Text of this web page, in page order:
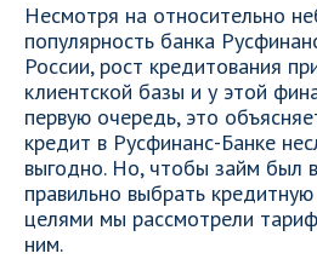
Несмотря на относительно
популярность банка
России, рост кредитования
клиентской базы и у этой
первую очередь, это
кредит в Русфинанс-Банке
выгодно. Но, чтобы займ был
правильно выбрать
целями мы рассмотрели
ним.